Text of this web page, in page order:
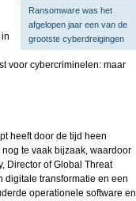
Ransomware was het
afgelopen jaar een van de
grootste cyberdreigingen
voor cybercriminelen: maar
heeft door de tijd heen
te vaak bijzaak, waardoor
Director of Global Threat
digitale transformatie en een
operationele software en